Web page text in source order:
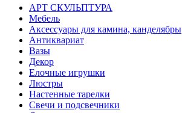
АРТ СКУЛЬПТУРА
Мебель
Аксессуары для камина, канделябры
Антиквариат
Вазы
Декор
Елочные игрушки
Люстры
Настенные тарелки
Свечи и подсвечники